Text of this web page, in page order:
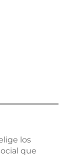
los
que